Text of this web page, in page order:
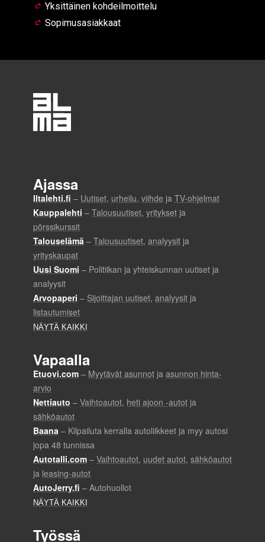
Yksittäinen kohdeilmoittelu
Sopimusasiakkaat